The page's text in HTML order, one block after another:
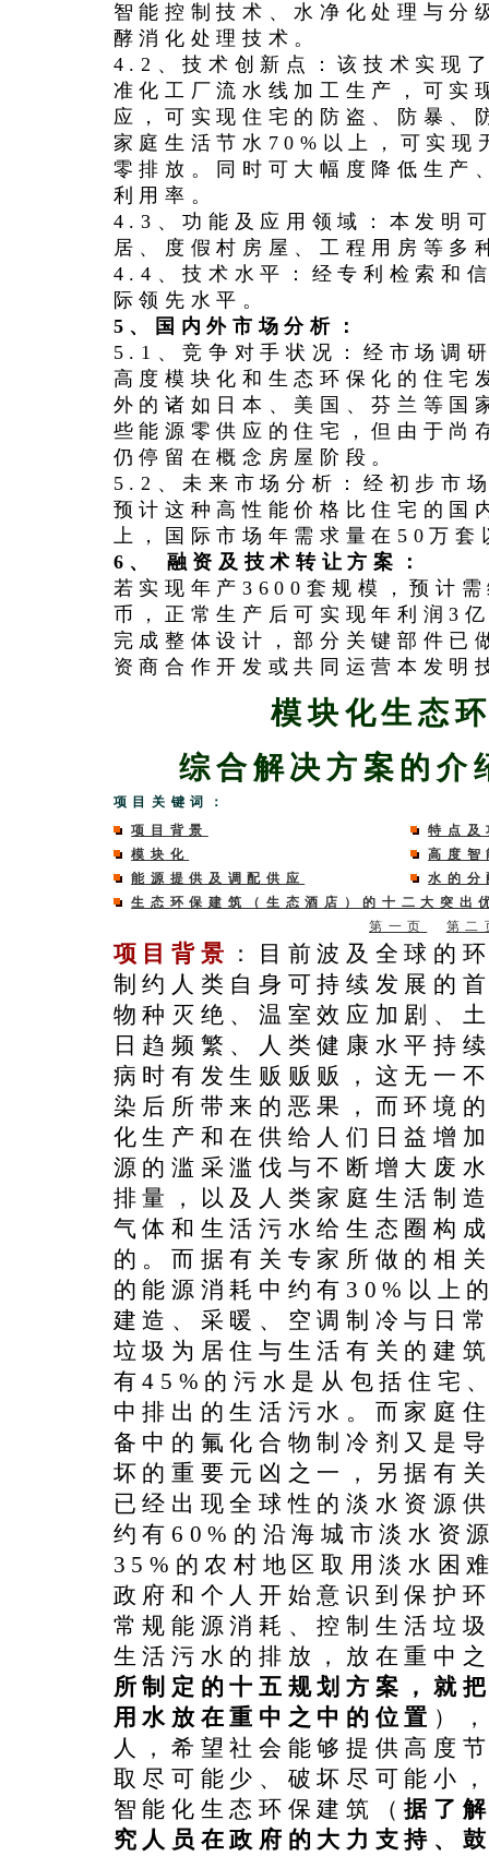
智能控制技术、水净化处理与分
酵消化处理技术。
4.2、技术创新点：该技术实现
准化工厂流水线加工生产，可实
应，可实现住宅的防盗、防暴、
家庭生活节水70%以上，可实现
零排放。同时可大幅度降低生产
利用率。
4.3、功能及应用领域：本发明
居、度假村房屋、工程用房等多
4.4、技术水平：经专利检索和
际领先水平。
5、国内外市场分析：
5.1、竞争对手状况：经市场调
高度模块化和生态环保化的住宅
外的诸如日本、美国、芬兰等国
些能源零供应的住宅，但由于尚
仍停留在概念房屋阶段。
5.2、未来市场分析：经初步市
预计这种高性能价格比住宅的国
上，国际市场年需求量在50万套
6、 融资及技术转让方案：
若实现年产3600套规模，预计
币，正常生产后可实现年利润3
完成整体设计，部分关键部件已
资商合作开发或共同运营本发明
模块化生态
综合解决方案的介
项目关键词：
项目背景
特点及
模块化
高度智
能源提供及调配供应
水的
生态环保建筑（生态酒店）的十二大突出
第一页
第二
项目背景 ：目前波及全球的
制约人类自身可持续发展的
物种灭绝、温室效应加剧、
日趋频繁、人类健康水平持
病时有发生贩贩贩，这无一
染后所带来的恶果，而环境
化生产和在供给人们日益增
源的滥采滥伐与不断增大废
排量，以及人类家庭生活制
气体和生活污水给生态圈构
的。而据有关专家所做的相
的能源消耗中约有30%以上
建造、采暖、空调制冷与日
垃圾为居住与生活有关的建
有45%的污水是从包括住宅
中排出的生活污水。而家庭
备中的氟化合物制冷剂又是
坏的重要元凶之一，另据有
已经出现全球性的淡水资源
约有60%的沿海城市淡水资
35%的农村地区取用淡水困
政府和个人开始意识到保护
常规能源消耗、控制生活垃
生活污水的排放，放在重中
所制定的十五规划方案，就
用水放在重中之中的位置 ）
人，希望社会能够提供高度
取尽可能少、破坏尽可能小
智能化生态环保建筑（据了
究人员在政府的大力支持、